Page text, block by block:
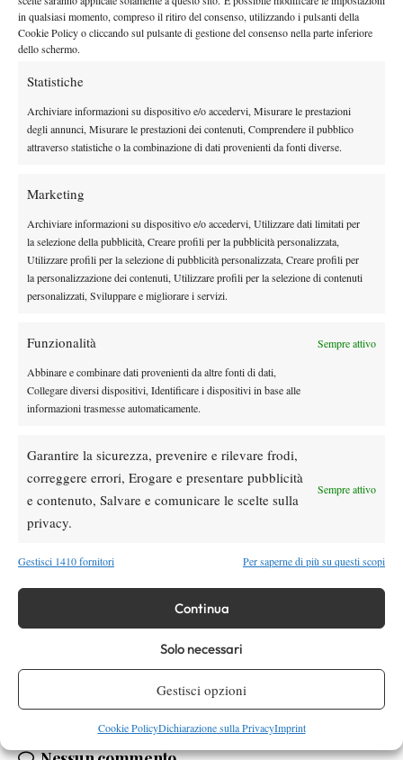
in qualsiasi momento, compreso il ritiro del consenso, utilizzando i pulsanti della
Cookie Policy o cliccando sul pulsante di gestione del consenso nella parte inferiore
dello schermo.
Statistiche
Archiviare informazioni su dispositivo e/o accedervi, Misurare le prestazioni
degli annunci, Misurare le prestazioni dei contenuti, Comprendere il pubblico
attraverso statistiche o la combinazione di dati provenienti da fonti diverse.
Marketing
Archiviare informazioni su dispositivo e/o accedervi, Utilizzare dati limitati per
la selezione della pubblicità, Creare profili per la pubblicità personalizzata,
Utilizzare profili per la selezione di pubblicità personalizzata, Creare profili per
la personalizzazione dei contenuti, Utilizzare profili per la selezione di contenuti
personalizzati, Sviluppare e migliorare i servizi.
Funzionalità Sempre attivo
Abbinare e combinare dati provenienti da altre fonti di dati,
Collegare diversi dispositivi, Identificare i dispositivi in base alle
informazioni trasmesse automaticamente.
Garantire la sicurezza, prevenire e rilevare frodi,
correggere errori, Erogare e presentare pubblicità
e contenuto, Salvare e comunicare le scelte sulla
privacy.
Sempre attivo
Gestisci 1410 fornitori Per saperne di più su questi scopi
Continua
Solo necessari
Gestisci opzioni
Cookie PolicyDichiarazione sulla PrivacyImprint
Kigali(15.000$ Rwanda): Parentesi africana adesso per il 15k
rwandese di Kigali, nuovamente conquistato dal fratello d’arte
torneo di Kigali. Continua dunque per il detentore del titolo il
felling con il torneo in questione che, anche in questa edizione
l’ha visto dominare sia singolare che in doppio senza perdere
neppure un set. In finale battuto il connazionale Lukas Jastraunig
mancino viennese classe 1990 e attuale numero 201 al mondo
trattasi dell’11esima gioia complessiva. Bene nelle fila azzurre
Lorenzo Papasidero che conferma i quarti del Burundi Open,
subito ko Garzelli.
Altri tornei: Veracruz ci presenta Nakagawa, il tennista della
Veracruz(10.000$ Messico): Chiusura col botto da Veracruz
Naoki Nakagawa, sorpresa asiatica classe 1996 al primo sigillo
in carriera. Torneo da lode per il qualificato nipponico che,
della sua carriera sul duro del torneo messicano, andando così a
rompere il ghiaccio nel circuito future. Per il 16enne di Fukutsu
City successo per 63 64 in finale sul colombianoJuan-Carlos
Spri, italiani assenti.
TAGGED:Biella Futures Itf Matteo Donati